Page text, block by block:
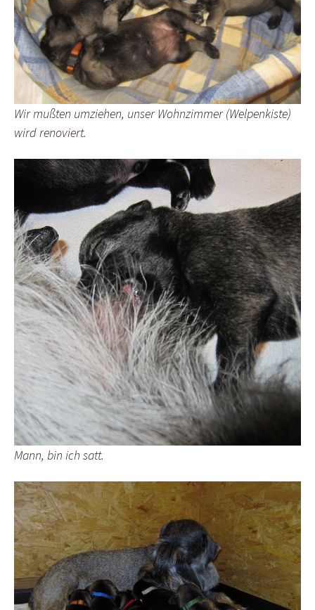
Wir mußten umziehen, unser Wohnzimmer (Welpenkiste)
wird renoviert.
Mann, bin ich satt.